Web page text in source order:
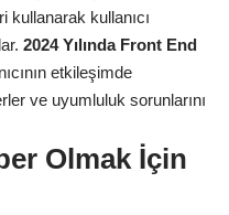
kullanıcı
2024 Yılında Front End
etkileşimde
ve uyumluluk sorunlarını
Olmak İçin